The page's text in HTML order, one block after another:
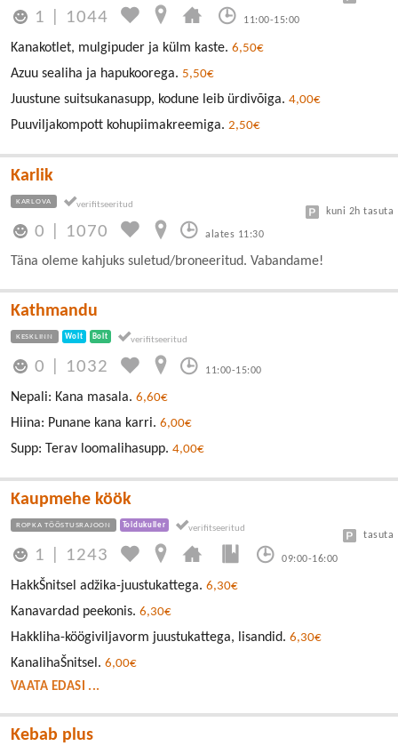
1 1044 11:00-15:00
Kanakotlet, mulgipuder ja külm kaste. 6,50€
Azuu sealiha ja hapukoorega. 5,50€
Juustune suitsukanasupp, kodune leib ürdivõiga. 4,00€
Puuviljakompott kohupiimakreemiga. 2,50€
Karlik
KARLOVA
0 1070 alates 11:30
kuni 2h tasuta
Täna oleme kahjuks suletud/broneeritud. Vabandame!
Kathmandu
KESKLINN Wolt Bolt
0 1032 11:00-15:00
Nepali: Kana masala. 6,60€
Hiina: Punane kana karri. 6,00€
Supp: Terav loomalihasupp. 4,00€
Kaupmehe köök
ROPKA TÖÖSTUSRAJOON Toidukuller
1 1243 09:00-16:00
tasuta
HakkŠnitsel adžika-juustukattega. 6,30€
Kanavardad peekonis. 6,30€
Hakkliha-köögiviljavorm juustukattega, lisandid. 6,30€
KanalihaŠnitsel. 6,00€
VAATA EDASI ...
Kebab plus